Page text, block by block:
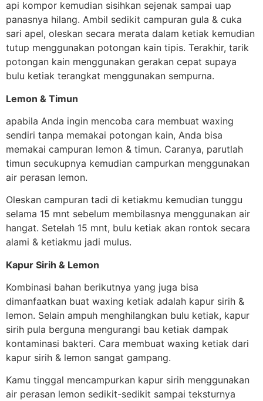
api kompor kemudian sisihkan sejenak sampai uap
panasnya hilang. Ambil sedikit campuran gula & cuka
sari apel, oleskan secara merata dalam ketiak kemudian
tutup menggunakan potongan kain tipis. Terakhir, tarik
potongan kain menggunakan gerakan cepat supaya
bulu ketiak terangkat menggunakan sempurna.
Lemon & Timun
apabila Anda ingin mencoba cara membuat waxing
sendiri tanpa memakai potongan kain, Anda bisa
memakai campuran lemon & timun. Caranya, parutlah
timun secukupnya kemudian campurkan menggunakan
air perasan lemon.
Oleskan campuran tadi di ketiakmu kemudian tunggu
selama 15 mnt sebelum membilasnya menggunakan air
hangat. Setelah 15 mnt, bulu ketiak akan rontok secara
alami & ketiakmu jadi mulus.
Kapur Sirih & Lemon
Kombinasi bahan berikutnya yang juga bisa
dimanfaatkan buat waxing ketiak adalah kapur sirih &
lemon. Selain ampuh menghilangkan bulu ketiak, kapur
sirih pula berguna mengurangi bau ketiak dampak
kontaminasi bakteri. Cara membuat waxing ketiak dari
kapur sirih & lemon sangat gampang.
Kamu tinggal mencampurkan kapur sirih menggunakan
air perasan lemon sedikit-sedikit sampai teksturnya